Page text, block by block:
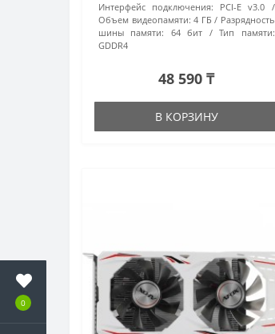
0
Интерфейс подключения:
PCI-E v3.0
Объем видеопамяти: 4 ГБ
Разрядность
шины памяти:
64 бит
Тип памяти:
GDDR4
48 590 ₸
В КОРЗИНУ